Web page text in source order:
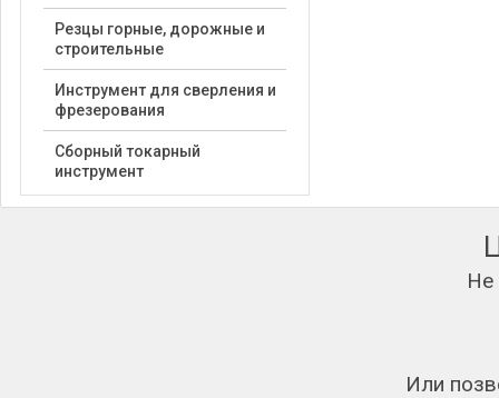
Резцы горные, дорожные и
строительные
Инструмент для сверления и
фрезерования
Сборный токарный
инструмент
Не
Или